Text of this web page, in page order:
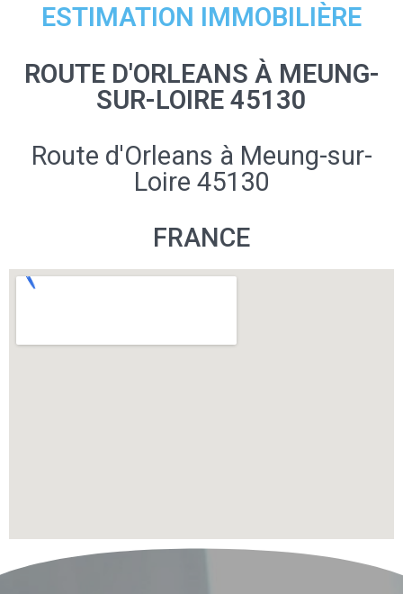
ESTIMATION IMMOBILIÈRE
ROUTE D'ORLEANS À MEUNG-
SUR-LOIRE 45130
Route d'Orleans à Meung-sur-
Loire 45130
FRANCE